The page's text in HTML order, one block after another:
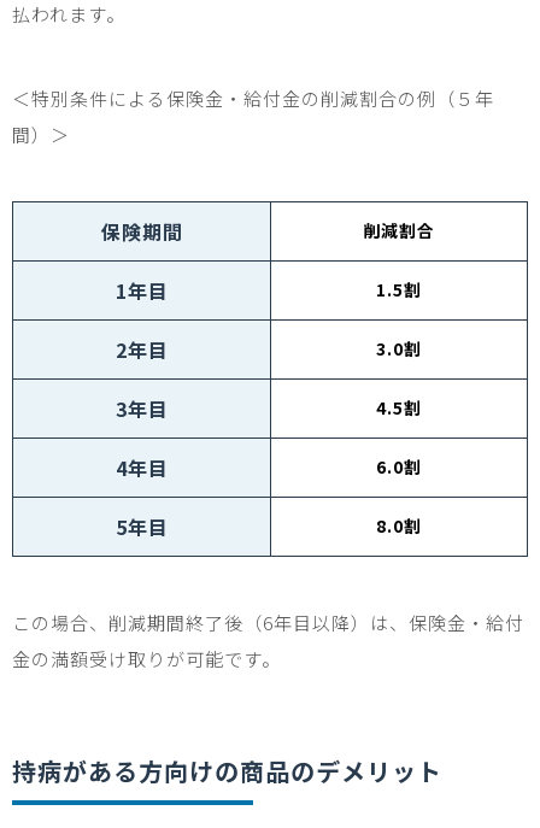
払われます。
＜特別条件による保険金・給付金の削減割合の例（５年
間）＞
保険期間 削減割合
1年目 1.5割
2年目 3.0割
3年目 4.5割
4年目 6.0割
5年目 8.0割
この場合、削減期間終了後（6年目以降）は、保険金・給付
金の満額受け取りが可能です。
持病がある方向けの商品のデメリット